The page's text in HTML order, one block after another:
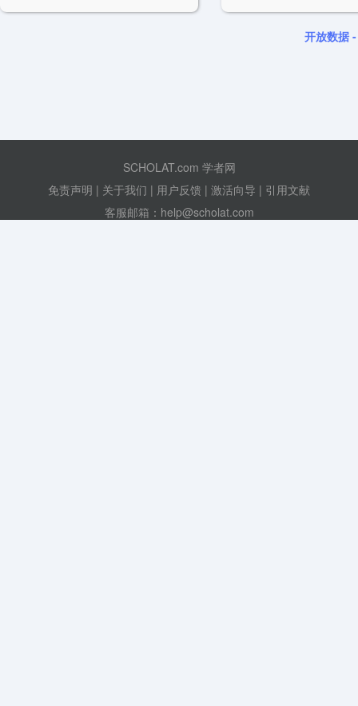
Effective community detection results can be
topological structure or attribute
many applications such
detection, system fraud
开放数据
SCHOLAT.com 学者网
免责声明 | 关于我们 | 用户反馈 | 激活向导 | 引用文献
客服邮箱：help@scholat.com